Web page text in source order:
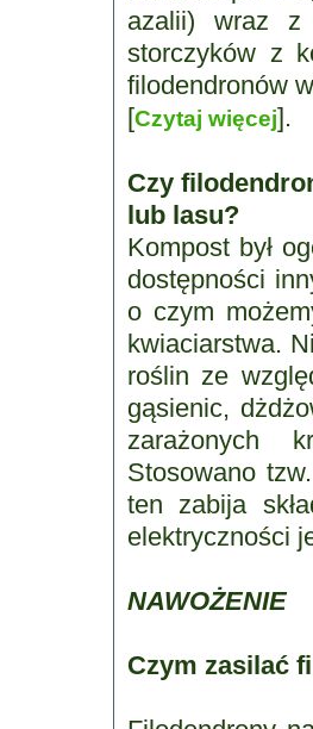
azalii) wraz z
storczyków z
filodendronów
[Czytaj więcej].
Czy
lub lasu?
Kompost był
dostępności
o czym
kwiaciarstwa.
roślin ze
gąsienic,
zarażonych
Stosowano
ten zabija
elektryczności
NAWOŻENIE
Czym zasilać